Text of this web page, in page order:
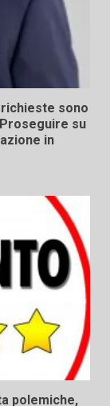
sono
su
in
polemiche,